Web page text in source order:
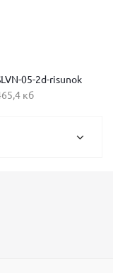
05-2d-risunok
кб